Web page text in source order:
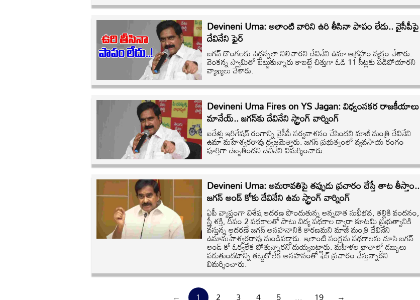
Devineni Uma: అలాంటి వారిని ఉరి తీసినా పాపం లేదు.. వైసీపీపై
దేవినేని ఫైర్
జగన్ దొంగలకు పెద్దన్నలా నిలిచారని దేవినేని ఉమా ఆగ్రహం వ్యక్తం చేశారు.
వెంకన్న స్వామితో పెట్టుకున్నారు కాబట్టే చిత్తుగా ఓడి 11 సీట్లకు పడిపోయారని
వ్యాఖ్యలు చేశారు.
Devineni Uma Fires on YS Jagan: విధ్వంసకర రాజకీయాలు
మానేయ్.. జగన్‌కు దేవినేని స్ట్రాంగ్ వార్నింగ్
ఐదేళ్లు ఇరిగేషన్ రంగాన్ని వైసీపీ సర్వనాశనం చేసిందని మాజీ మంత్రి దేవినేని
ఉమా మహేశ్వరరావు ధ్వజమెత్తారు. జగన్ ప్రభుత్వంలో వ్యవసాయ రంగం
పూర్తిగా దెబ్బతిందని దేవినేని విమర్శించారు.
Devineni Uma: అమరావతిపై తప్పుడు ప్రచారం చేస్తే తాట తీస్తాం..
జగన్ అండ్ కోకు దేవినేని ఉమ స్ట్రాంగ్ వార్నింగ్
ఏపీ వ్యాప్తంగా విశేష ఆదరణ పొందుతున్న అన్నదాత సుఖీభవ, తల్లికి వందనం,
స్త్రీ శక్తి, దీపం 2 పథకాలతో పాటు విద్య పథకాల ద్వారా కూటమి ప్రభుత్వానికి
వస్తున్న ఆదరణే జగన్ అసహనానికి కారణమని మాజీ మంత్రి దేవినేని
ఉమామహేశ్వరరావు మండిపడ్డారు. ఇలాంటి సంక్షమ పథకాలను చూసి జగన్
అండ్ కో ఓర్వలేక పోతున్నారని దుయ్యబట్టారు. మహిళల ఖాతాల్లో డబ్బులు
పడుతుండటాన్ని తట్టుకోలేక అసహనంతో ఫేక్ ప్రచారం చేస్తున్నారని
విమర్శించారు.